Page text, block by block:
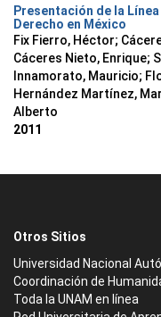
Presentación de la
Derecho en México
Fix Fierro, Héctor;
Cáceres Nieto, Enrique;
Innamorato, Mauricio;
Hernández Martínez,
Alberto
2011
Otros Sitios
Universidad Nacional
Coordinación de
Toda la UNAM en línea